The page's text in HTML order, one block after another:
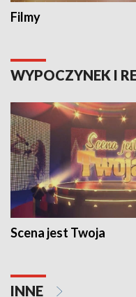
Filmy
WYPOCZYNEK I
Scena jest Twoja
INNE